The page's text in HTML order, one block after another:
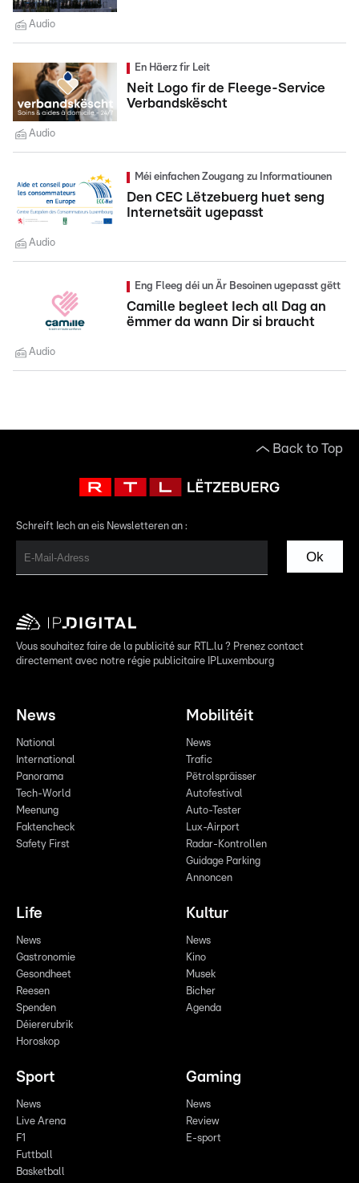
Audio
En Häerz fir Leit
Neit Logo fir de Fleege-Service
Verbandskëscht
Audio
Méi einfachen Zougang zu Informatiounen
Den CEC Lëtzebuerg huet seng
Internetsäit ugepasst
Audio
Eng Fleeg déi un Är Besoinen ugepasst gëtt
Camille begleet Iech all Dag an
ëmmer da wann Dir si braucht
Audio
Back to Top
Schreift Iech an eis Newsletteren an :
Ok
Vous souhaitez faire de la publicité sur RTL.lu ? Prenez contact
directement avec notre régie publicitaire IPLuxembourg
News
National
International
Panorama
Tech-World
Meenung
Faktencheck
Safety First
Mobilitéit
News
Trafic
Pëtrolspräisser
Autofestival
Auto-Tester
Lux-Airport
Radar-Kontrollen
Guidage Parking
Annoncen
Life
News
Gastronomie
Gesondheet
Reesen
Spenden
Déiererubrik
Horoskop
Kultur
News
Kino
Musek
Bicher
Agenda
Sport
News
Live Arena
F1
Futtball
Basketball
Gaming
News
Review
E-sport